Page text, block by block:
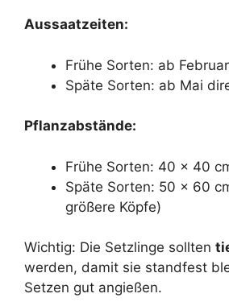
Aussaatzeiten:
Frühe Sorten: ab
Späte Sorten: ab Mai
Pflanzabstände:
Frühe Sorten: 40 x 40
Späte Sorten: 50 x 60
größere Köpfe)
Wichtig: Die Setzlinge sollten
werden, damit sie standfest
Setzen gut angießen.